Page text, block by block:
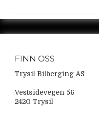
FINN OSS
Trysil Bilberging AS
Vestsidevegen 56
2420 Trysil